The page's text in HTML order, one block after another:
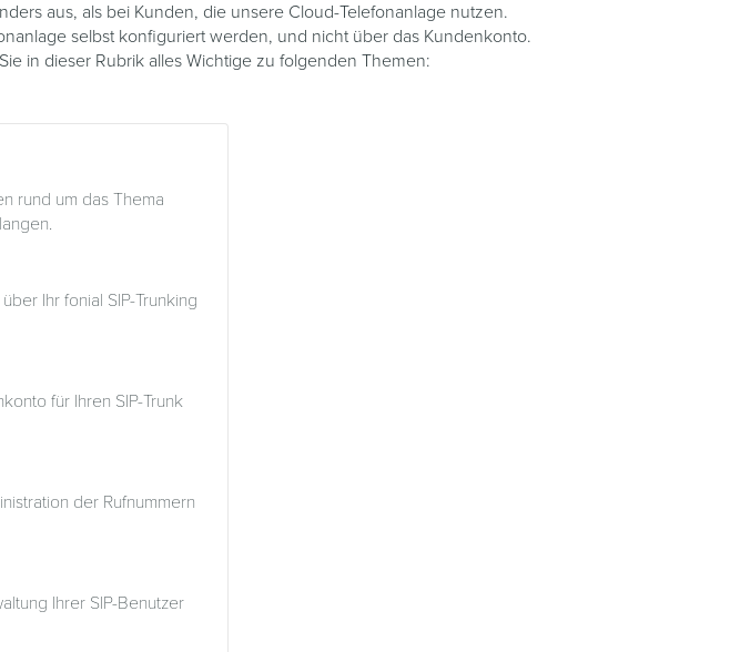
aus, als bei Kunden, die unsere Cloud-Telefonanlage nutzen.
selbst konfiguriert werden, und nicht über das Kundenkonto.
in dieser Rubrik alles Wichtige zu folgenden Themen:
rund um das Thema
Ihr fonial SIP-Trunking
für Ihren SIP-Trunk
der Rufnummern
Ihrer SIP-Benutzer